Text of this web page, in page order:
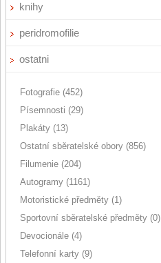
knihy
peridromofilie
ostatni
Fotografie (452)
Písemnosti (29)
Plakáty (13)
Ostatní sběratelské obory (856)
Filumenie (204)
Autogramy (1161)
Motoristické předměty (1)
Sportovní sběratelské předměty (0)
Devocionále (4)
Telefonní karty (9)